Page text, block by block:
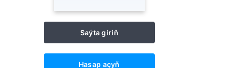
Saýta giriň
Hasap açyň